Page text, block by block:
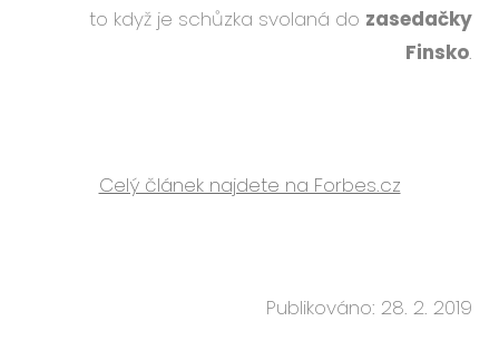
to když je schůzka svolaná do zasedačky
Finsko.
Celý článek najdete na Forbes.cz
Publikováno: 28. 2. 2019